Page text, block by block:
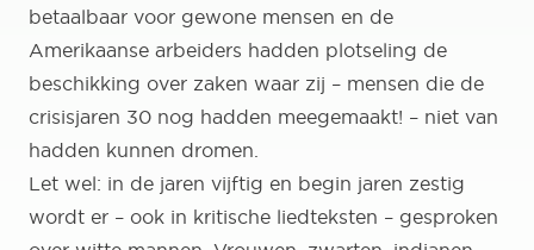
betaalbaar voor gewone mensen en de
Amerikaanse arbeiders hadden plotseling de
beschikking over zaken waar zij – mensen die de
crisisjaren 30 nog hadden meegemaakt! – niet van
hadden kunnen dromen.
Let wel: in de jaren vijftig en begin jaren zestig
wordt er – ook in kritische liedteksten – gesproken